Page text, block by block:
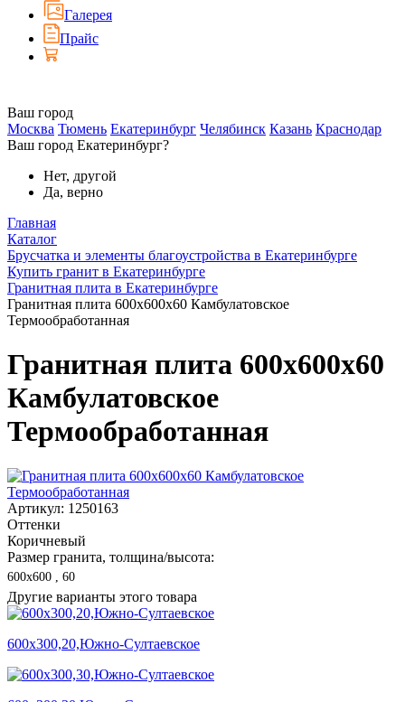
Галерея
Прайс
Ваш город
Москва Тюмень Екатеринбург Челябинск Казань Краснодар
Ваш город Екатеринбург?
Нет, другой
Да, верно
Главная
Каталог
Брусчатка и элементы благоустройства в Екатеринбурге
Купить гранит в Екатеринбурге
Гранитная плита в Екатеринбурге
Гранитная плита 600х600x60 Камбулатовское
Термообработанная
Гранитная плита 600х600x60
Камбулатовское
Термообработанная
Артикул: 1250163
Оттенки
Коричневый
Размер гранита, толщина/высота:
600х600 , 60
Другие варианты этого товара
600х300,20,Южно-Султаевское